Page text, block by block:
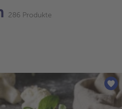
286 Produkte